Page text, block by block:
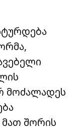
მოძალადეს
შორის